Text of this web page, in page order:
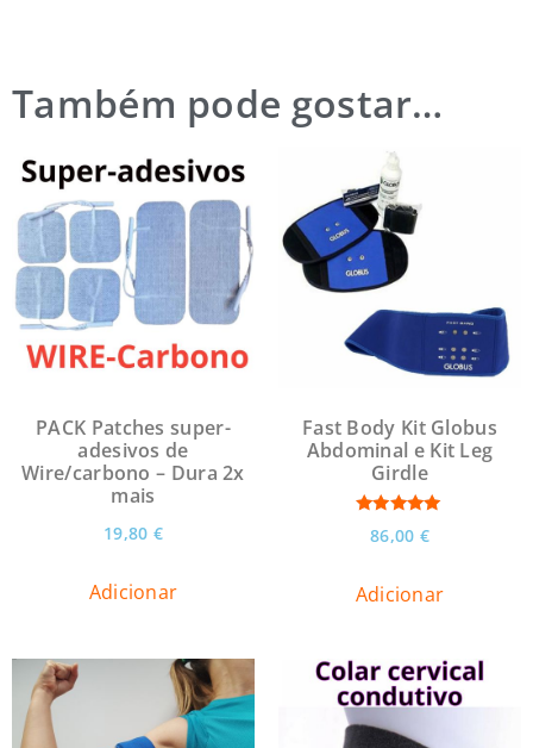
Também pode gostar…
PACK Patches super-
adesivos de
Wire/carbono – Dura 2x
mais
19,80 €
Adicionar
Fast Body Kit Globus
Abdominal e Kit Leg
Girdle
5.00
86,00 €
Adicionar